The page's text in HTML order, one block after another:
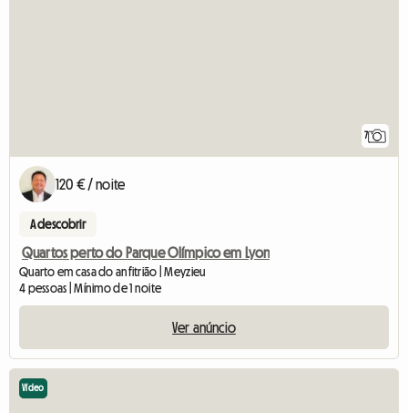
7
120 € / noite
A descobrir
Quartos perto do Parque Olímpico em Lyon
Quarto em casa do anfitrião | Meyzieu
4 pessoas | Mínimo de 1 noite
Ver anúncio
Vídeo